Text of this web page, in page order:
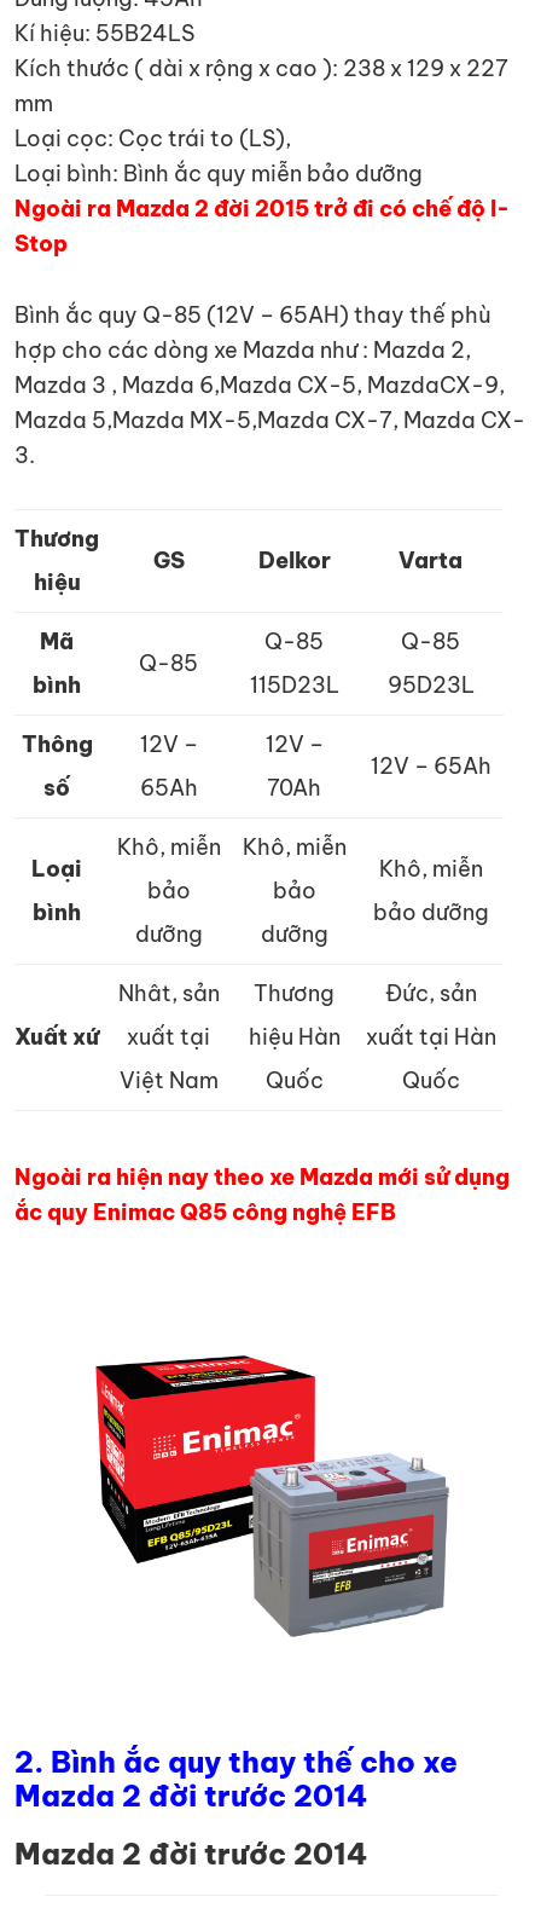
Kí hiệu: 55B24LS
Kích thước ( dài x rộng x cao ): 238 x 129 x 227
mm
Loại cọc: Cọc trái to (LS),
Loại bình: Bình ắc quy miễn bảo dưỡng
Ngoài ra Mazda 2 đời 2015 trở đi có chế độ I-
Stop
Bình ắc quy Q-85 (12V – 65AH) thay thế phù
hợp cho các dòng xe Mazda như : Mazda 2,
Mazda 3 , Mazda 6,Mazda CX-5, MazdaCX-9,
Mazda 5,Mazda MX-5,Mazda CX-7, Mazda CX-
3.
Thương
hiệu
GS Delkor Varta
Mã
bình
Q-85
Q-85
115D23L
Q-85
95D23L
Thông
số
12V –
65Ah
12V –
70Ah
12V – 65Ah
Loại
bình
Khô, miễn
bảo
dưỡng
Khô, miễn
bảo
dưỡng
Khô, miễn
bảo dưỡng
Xuất xứ
Nhât, sản
xuất tại
Việt Nam
Thương
hiệu Hàn
Quốc
Đức, sản
xuất tại Hàn
Quốc
Ngoài ra hiện nay theo xe Mazda mới sử dụng
ắc quy Enimac Q85 công nghệ EFB
2. Bình ắc quy thay thế cho xe
Mazda 2 đời trước 2014
Mazda 2 đời trước 2014